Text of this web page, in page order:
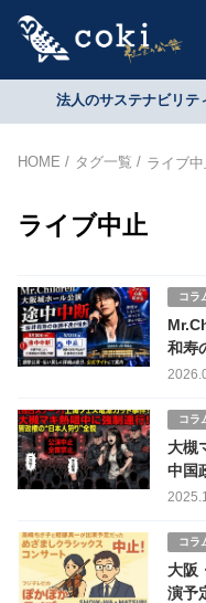
法人のサステナビリ
HOME タグ一覧 ライブ中
ライブ中止
コラ
和寿
配
コラ
大槻
中国
コラ
大阪
演予